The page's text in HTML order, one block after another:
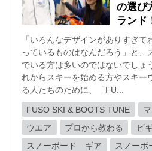
の選び
ランド
「いろんなデザインがありすぎ
っているものはなんだろう」と、
でいる方は多いのではないでしょ
れからスキーを始める方やスキー
る人たちのために、「FU...
FUSO SKI & BOOTS TUNE
ウエア
プロから教わる
ビ
スノーボード ギア
スノーボ